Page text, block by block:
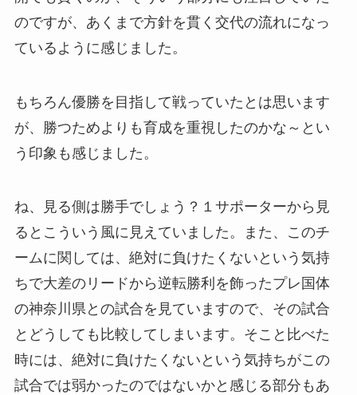
のですが、あくまで方針を貫く交代の流れになっ
ているように感じました。
もちろん優勝を目指して戦っていたとは思います
が、勝つためよりも育成を重視したのかな～とい
う印象も感じました。
ね、見る側は勝手でしょう？１サポーターから見
るとこういう風に見えていました。また、このチ
ームに関しては、絶対に負けたくないという気持
ちで大差のリードから逆転勝利を飾ったプレ国体
の神奈川県との試合を見ていますので、その試合
とどうしても比較してしまいます。そこと比べた
時には、絶対に負けたくないという気持ちがこの
試合では弱かったのではないかと感じる部分もあ